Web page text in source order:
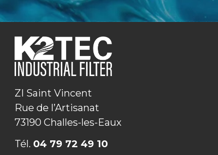
ZI Saint Vincent
Rue de l’Artisanat
73190 Challes-les-Eaux
Tél. 04 79 72 49 10